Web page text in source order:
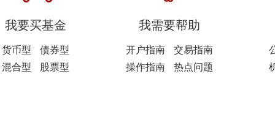
我要买基金
货币型
债券型
混合型
股票型
我需要帮助
开户指南
交易指南
操作指南
热点问题